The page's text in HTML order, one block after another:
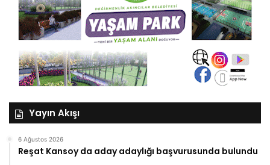
Yayın Akışı
6 Ağustos 2026
Reşat Kansoy da aday adaylığı başvurusunda bulundu